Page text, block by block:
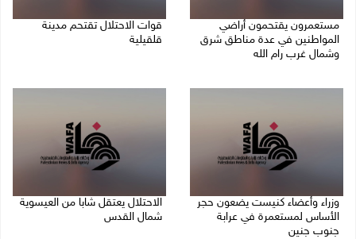
مستعمرون يقتحمون أراضي
المواطنين في عدة مناطق شرق
وشمال غرب رام الله
قوات الاحتلال تقتحم مدينة
قلقيلية
وزراء وأعضاء كنيست يضعون حجر
الأساس لمستعمرة في عرابة
جنوب جنين
الاحتلال يعتقل شابا من العيسوية
شمال القدس